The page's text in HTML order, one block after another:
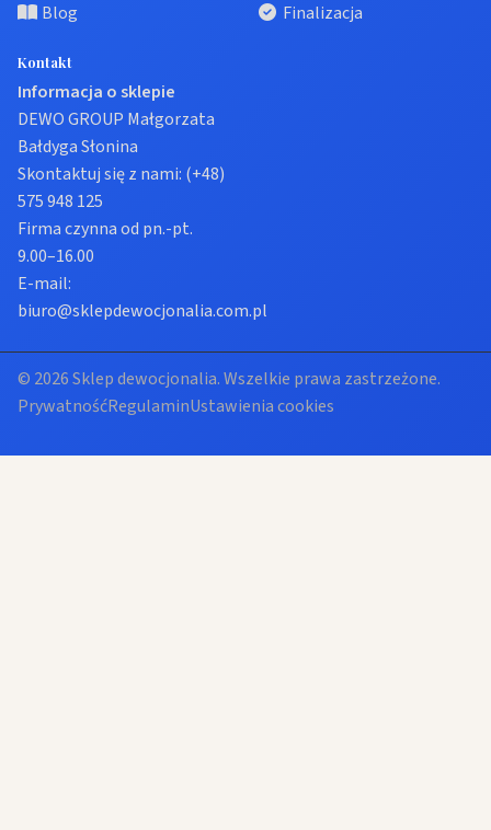
Blog
Finalizacja
Kontakt
Informacja o sklepie
DEWO GROUP Małgorzata
Bałdyga Słonina
Skontaktuj się z nami: (+48)
575 948 125
Firma czynna od pn.-pt.
9.00–16.00
E-mail:
biuro@sklepdewocjonalia.com.pl
© 2026 Sklep dewocjonalia. Wszelkie prawa zastrzeżone.
PrywatnośćRegulaminUstawienia cookies